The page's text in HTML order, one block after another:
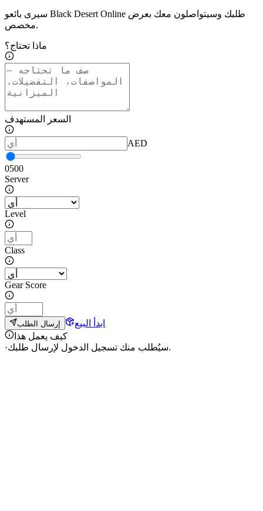
سيرى بائعو Black Desert Online طلبك وسيتواصلون معك بعرض
مخصص.
ماذا تحتاج؟
السعر المستهدف
AED
0500
Server
Level
Class
Gear Score
إرسال الطلب
ابدأ البيع
كيف يعمل هذا
·
سيُطلب منك تسجيل الدخول لإرسال طلبك.